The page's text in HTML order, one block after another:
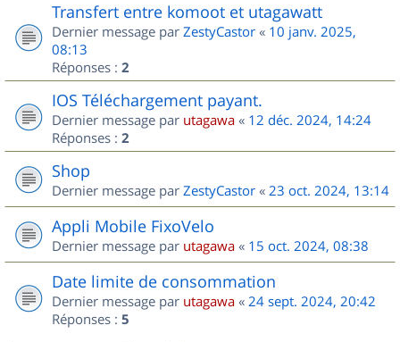
Transfert entre komoot et utagawatt
Dernier message par ZestyCastor « 10 janv. 2025,
08:13
Réponses : 2
IOS Téléchargement payant.
Dernier message par utagawa « 12 déc. 2024, 14:24
Réponses : 2
Shop
Dernier message par ZestyCastor « 23 oct. 2024, 13:14
Appli Mobile FixoVelo
Dernier message par utagawa « 15 oct. 2024, 08:38
Date limite de consommation
Dernier message par utagawa « 24 sept. 2024, 20:42
Réponses : 5